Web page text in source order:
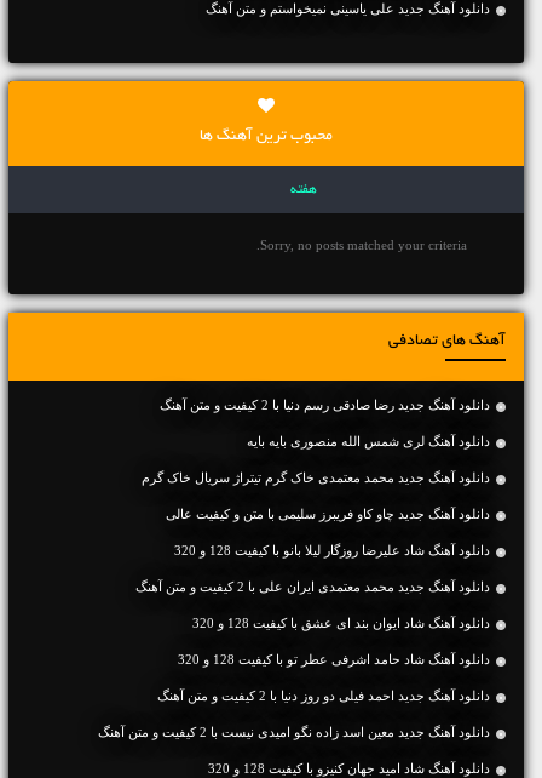
دانلود آهنگ جديد علی یاسینی نمیخواستم و متن آهنگ
محبوب ترین آهنگ ها
هفته
Sorry, no posts matched your criteria.
آهنگ های تصادفی
دانلود آهنگ جديد رضا صادقی رسم دنیا با 2 کیفیت و متن آهنگ
دانلود آهنگ لری شمس الله منصوری بایه بایه
دانلود آهنگ جدید محمد معتمدی خاک گرم تیتراژ سریال خاک گرم
دانلود آهنگ جديد چاو کاو فریبرز سلیمی با متن و کیفیت عالی
دانلود آهنگ شاد علیرضا روزگار لیلا بانو با کیفیت 128 و 320
دانلود آهنگ جديد محمد معتمدی ایران علی با 2 کیفیت و متن آهنگ
دانلود آهنگ شاد ایوان بند ای عشق با کیفیت 128 و 320
دانلود آهنگ شاد حامد اشرفی عطر تو با کیفیت 128 و 320
دانلود آهنگ جديد احمد فیلی دو روز دنیا با 2 کیفیت و متن آهنگ
دانلود آهنگ جديد معین اسد زاده نگو امیدی نیست با 2 کیفیت و متن آهنگ
دانلود آهنگ شاد امید جهان کنیزو با کیفیت 128 و 320